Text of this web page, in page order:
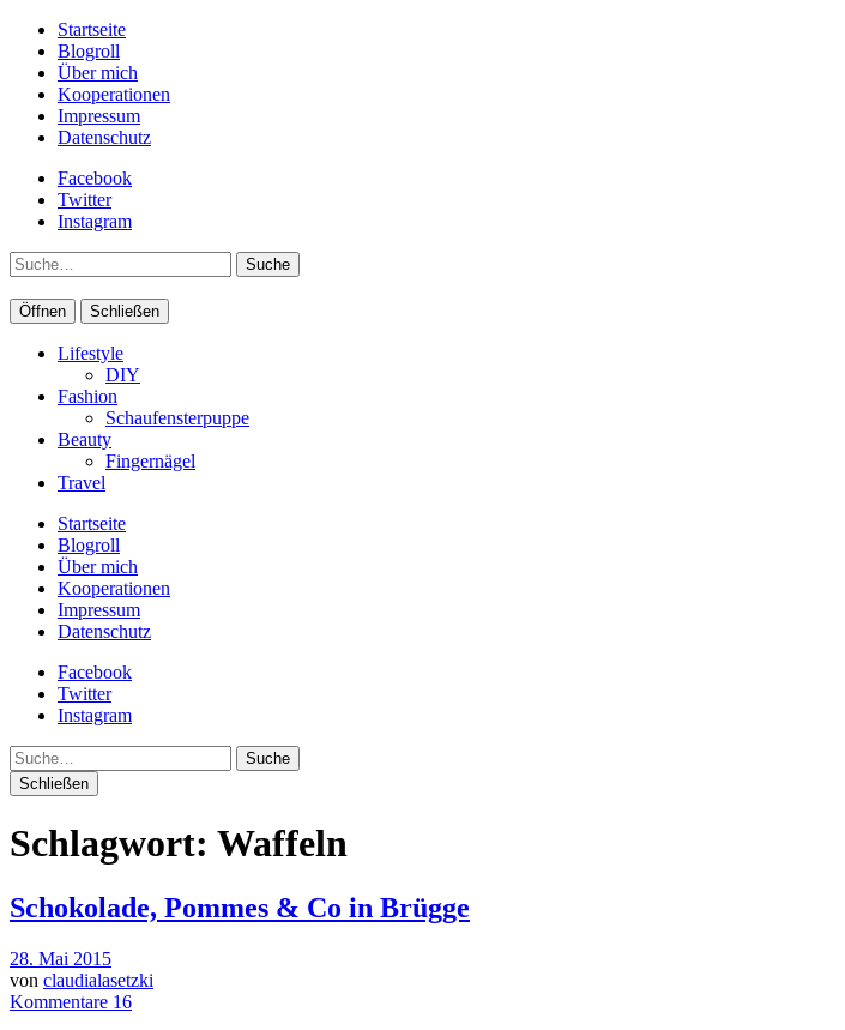
Startseite
Blogroll
Über mich
Kooperationen
Impressum
Datenschutz
Facebook
Twitter
Instagram
Suche
Öffnen Schließen
Lifestyle
DIY
Fashion
Schaufensterpuppe
Beauty
Fingernägel
Travel
Startseite
Blogroll
Über mich
Kooperationen
Impressum
Datenschutz
Facebook
Twitter
Instagram
Suche
Schließen
Schlagwort: Waffeln
Schokolade, Pommes & Co in Brügge
28. Mai 2015
von claudialasetzki
Kommentare 16